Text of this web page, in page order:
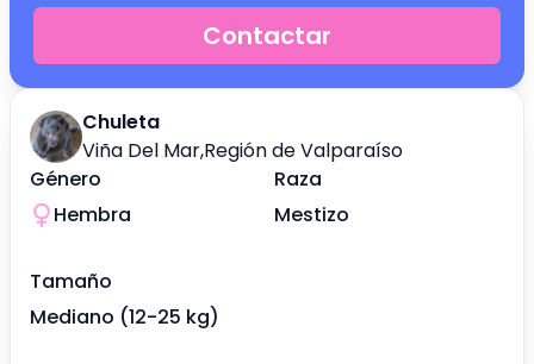
Chuleta
Viña Del Mar,Región de Valparaíso
Género
Hembra
Raza
Mestizo
Tamaño
Mediano (12-25 kg)
Contactar